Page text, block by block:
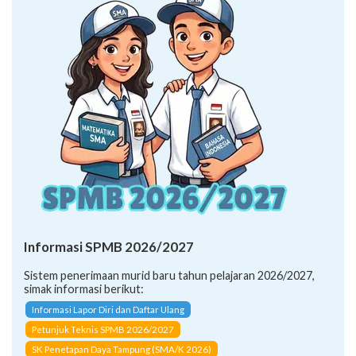
Informasi SPMB 2026/2027
Sistem penerimaan murid baru tahun pelajaran 2026/2027,
simak informasi berikut:
Informasi Lapor Diri dan Daftar Ulang
Petunjuk Teknis SPMB 2026/2027
SK Penetapan Daya Tampung (SMA/K 2026)